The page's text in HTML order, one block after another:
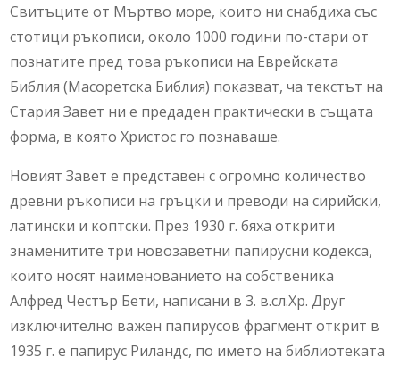
Свитъците от Мъртво море, които ни снабдиха със
стотици ръкописи, около 1000 години по-стари от
познатите пред това ръкописи на Еврейската
Библия (Масоретска Библия) показват, ча текстът на
Стария Завет ни е предаден практически в същата
форма, в която Христос го познаваше.
Новият Завет е представен с огромно количество
древни ръкописи на гръцки и преводи на сирийски,
латински и коптски. През 1930 г. бяха открити
знаменитите три новозаветни папирусни кодекса,
които носят наименованието на собственика
Алфред Честър Бети, написани в 3. в.сл.Хр. Друг
изключително важен папирусов фрагмент открит в
1935 г. е папирус Риландс, по името на библиотеката